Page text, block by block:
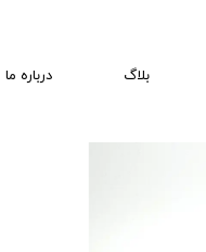
بلاگ درباره ما